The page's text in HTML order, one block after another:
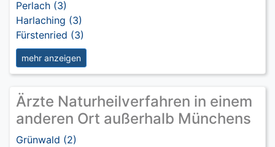
Perlach (3)
Harlaching (3)
Fürstenried (3)
mehr anzeigen
Ärzte Naturheilverfahren in einem
anderen Ort außerhalb Münchens
Grünwald (2)